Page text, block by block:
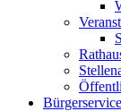
Bürgerservice